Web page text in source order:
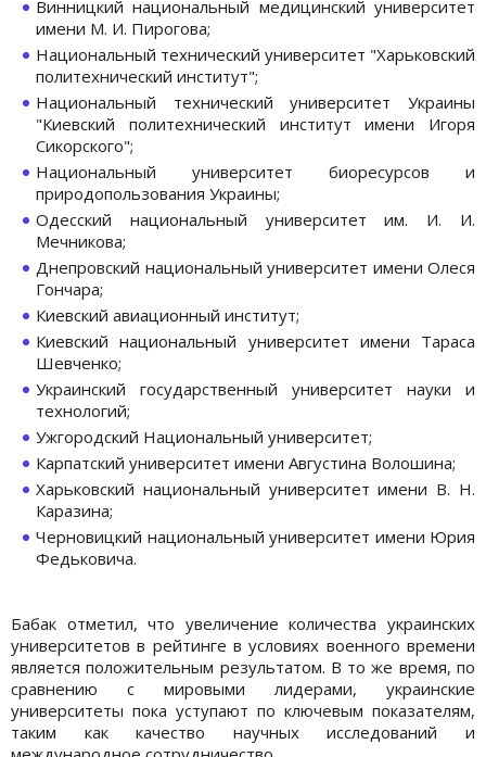
Винницкий национальный медицинский университет
имени М. И. Пирогова;
Национальный технический университет "Харьковский
политехнический институт";
Национальный технический университет Украины
"Киевский политехнический институт имени Игоря
Сикорского";
Национальный университет биоресурсов и
природопользования Украины;
Одесский национальный университет им. И. И.
Мечникова;
Днепровский национальный университет имени Олеся
Гончара;
Киевский авиационный институт;
Киевский национальный университет имени Тараса
Шевченко;
Украинский государственный университет науки и
технологий;
Ужгородский Национальный университет;
Карпатский университет имени Августина Волошина;
Харьковский национальный университет имени В. Н.
Каразина;
Черновицкий национальный университет имени Юрия
Федьковича.
Бабак отметил, что увеличение количества украинских
университетов в рейтинге в условиях военного времени
является положительным результатом. В то же время, по
сравнению с мировыми лидерами, украинские
университеты пока уступают по ключевым показателям,
таким как качество научных исследований и